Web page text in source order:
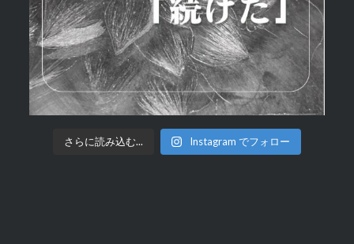
さらに読み込む... Instagram でフォロー